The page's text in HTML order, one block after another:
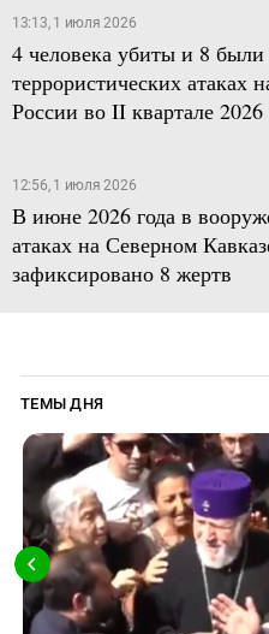
13:13, 1 июля 2026
4 человека убиты и 8
террористических атаках
России во II квартале 2026
12:56, 1 июля 2026
В июне 2026 года в
атаках на Северном
зафиксировано 8 жертв
ТЕМЫ ДНЯ